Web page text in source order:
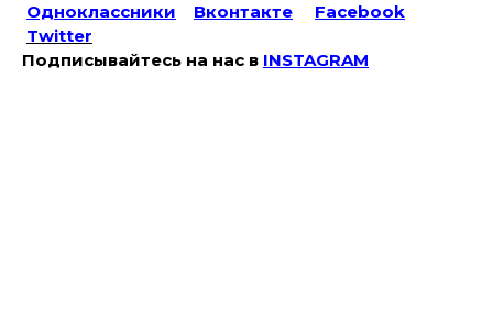
Одноклассники
Вконтакте
Facebook
Twitter
Подписывайтесь на наc в INSTAGRAM